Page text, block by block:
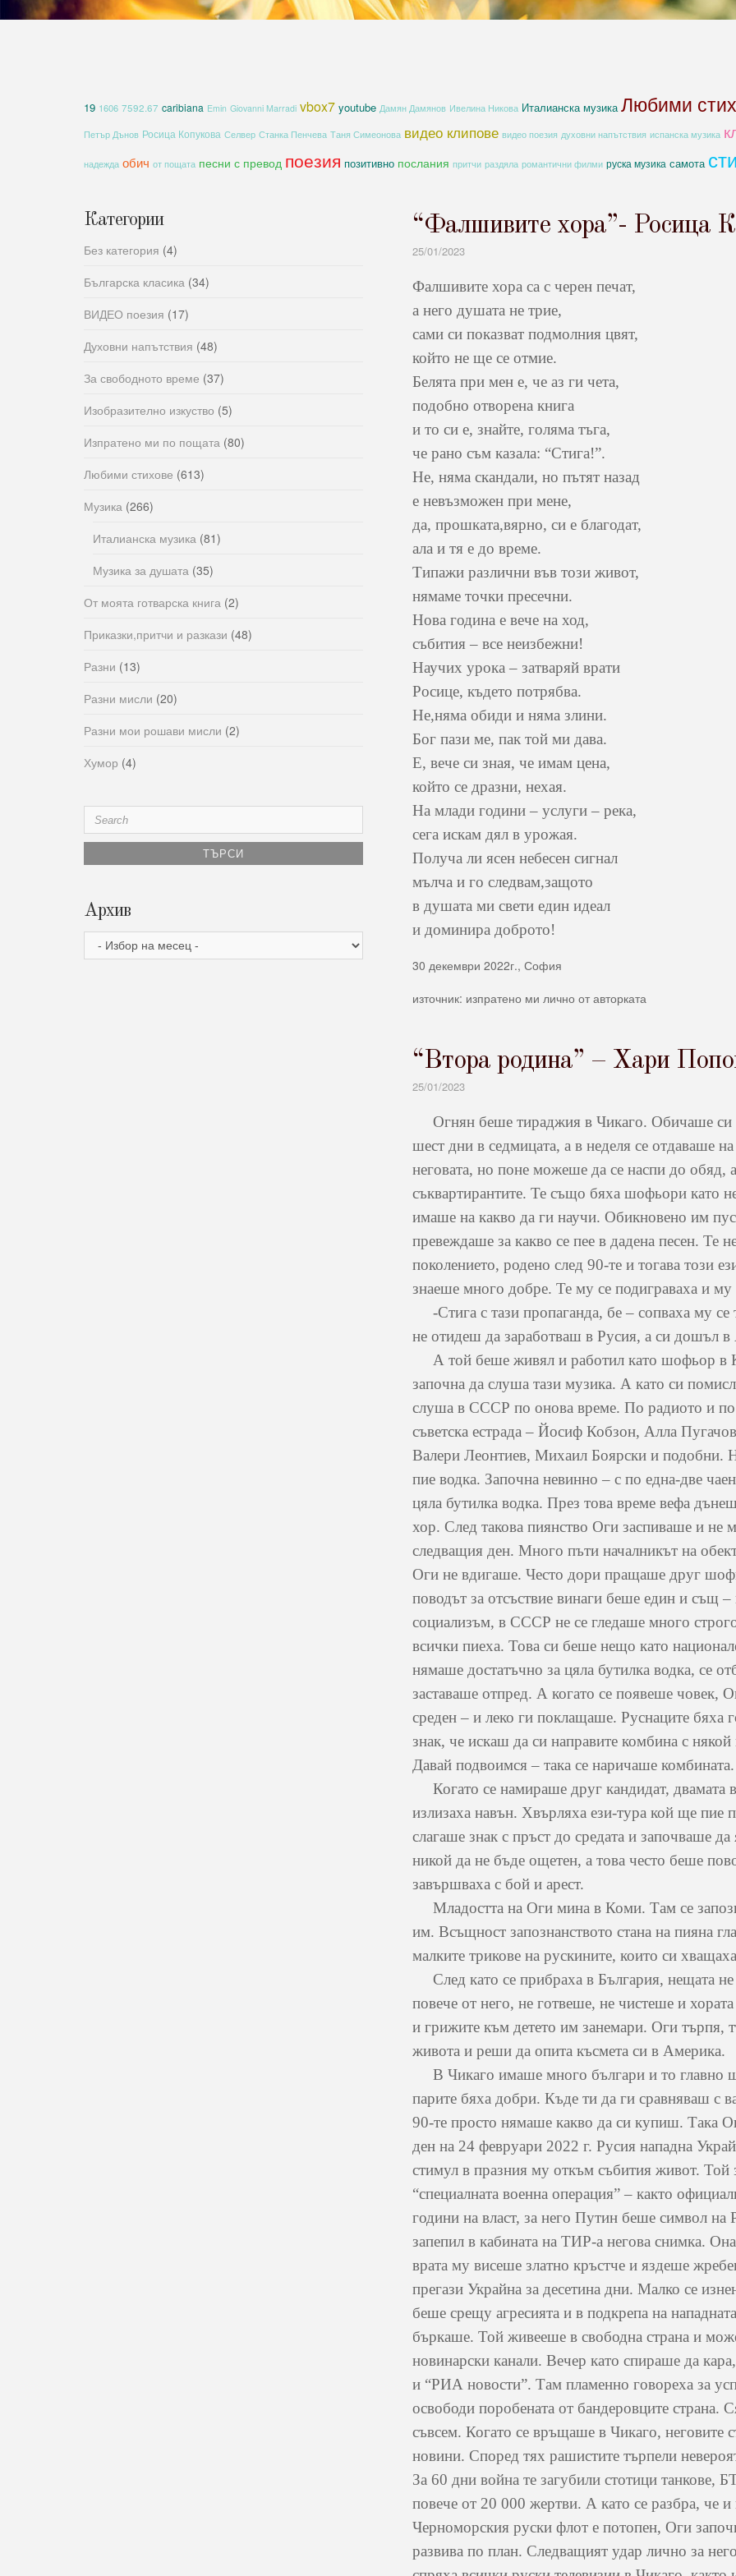
19 1606 7592.67 caribiana Emin Giovanni Marradi vbox7 youtube Дамян Дамянов Ивелина Никова Италианска музика Любими
Петър Дънов Росица Копукова Селвер Станка Пенчева Таня Симеонова видео клипове видео поезия духовни напътствия испанска музика
надежда обич от пощата песни с превод поезия позитивно послания притчи раздяла романтични филми руска музика самота
“Фалшивите хора”- Росица
25/01/2023
Фалшивите хора са с черен печат,
а него душата не трие,
сами си показват подмолния цвят,
който не ще се отмие.
Белята при мен е, че аз ги чета,
подобно отворена книга
и то си е, знайте, голяма тъга,
че рано съм казала: “Стига!”.
Не, няма скандали, но пътят назад
е невъзможен при мене,
да, прошката,вярно, си е благодат,
ала и тя е до време.
Типажи различни във този живот,
нямаме точки пресечни.
Нова година е вече на ход,
събития – все неизбежни!
Научих урока – затваряй врати
Росице, където потрябва.
Не,няма обиди и няма злини.
Бог пази ме, пак той ми дава.
Е, вече си зная, че имам цена,
който се дразни, нехая.
На млади години – услуги – река,
сега искам дял в урожая.
Получа ли ясен небесен сигнал
мълча и го следвам,защото
в душата ми свети един идеал
и доминира доброто!
30 декември 2022г., София
източник: изпратено ми лично от авторката
“Втора родина” – Хари
25/01/2023
Огнян беше тираджия в Чикаго. Обичаше си
шест дни в седмицата, а в неделя се отдаваше
неговата, но поне можеше да се наспи до обяд,
съквартирантите. Те също бяха шофьори като
имаше на какво да ги научи. Обикновено им
превеждаше за какво се пее в дадена песен. Те
поколението, родено след 90-те и тогава този
знаеше много добре. Те му се подиграваха и
-Стига с тази пропаганда, бе – сопваха му се
не отидеш да заработваш в Русия, а си дошъл
А той беше живял и работил като шофьор в
започна да слуша тази музика. А като си
слуша в СССР по онова време. По радиото и по
съветска естрада – Йосиф Кобзон, Алла
Валери Леонтиев, Михаил Боярски и подобни.
пие водка. Започна невинно – с по една-две
цяла бутилка водка. През това време вефа
хор. След такова пиянство Оги заспиваше и не
следващия ден. Много пъти началникът на
Оги не вдигаше. Често дори пращаше друг
поводът за отсъствие винаги беше един и същ
социализъм, в СССР не се гледаше много
всички пиеха. Това си беше нещо като
нямаше достатъчно за цяла бутилка водка, се
заставаше отпред. А когато се появеше човек,
среден – и леко ги поклащаше. Руснаците бяха
знак, че искаш да си направите комбина с
Давай подвоимся – така се наричаше комбината.
Когато се намираше друг кандидат, двамата
излизаха навън. Хвърляха ези-тура кой ще пие
слагаше знак с пръст до средата и започваше
никой да не бъде ощетен, а това често беше
завършваха с бой и арест.
Младостта на Оги мина в Коми. Там се
им. Всъщност запознанството стана на пияна
малките трикове на рускините, които си
След като се прибраха в България, нещата
повече от него, не готвеше, не чистеше и
и грижите към детето им занемари. Оги търпя,
живота и реши да опита късмета си в Америка.
В Чикаго имаше много българи и то главно
парите бяха добри. Къде ти да ги сравняваш с
90-те просто нямаше какво да си купиш. Така
ден на 24 февруари 2022 г. Русия нападна
стимул в празния му откъм събития живот. Той
“специалната военна операция” – както
години на власт, за него Путин беше символ
запепил в кабината на ТИР-а негова снимка.
врата му висеше златно кръстче и яздеше
прегази Украйна за десетина дни. Малко се
беше срещу агресията и в подкрепа на
бъркаше. Той живееше в свободна страна и
новинарски канали. Вечер като спираше да
и “РИА новости”. Там пламенно говореха за
освободи поробената от бандеровците страна.
съвсем. Когато се връщаше в Чикаго, неговите
новини. Според тях рашистите търпели
За 60 дни война те загубили стотици танкове,
повече от 20 000 жертви. А като се разбра, че
Черноморския руски флот е потопен, Оги
развива по план. Следващият удар лично за
Категории
Без категория (4)
Българска класика (34)
ВИДЕО поезия (17)
Духовни напътствия (48)
За свободното време (37)
Изобразително изкуство (5)
Изпратено ми по пощата (80)
Любими стихове (613)
Музика (266)
Италианска музика (81)
Музика за душата (35)
От моята готварска книга (2)
Приказки,притчи и разкази (48)
Разни (13)
Разни мисли (20)
Разни мои рошави мисли (2)
Хумор (4)
Search
for:
Архив
Архив